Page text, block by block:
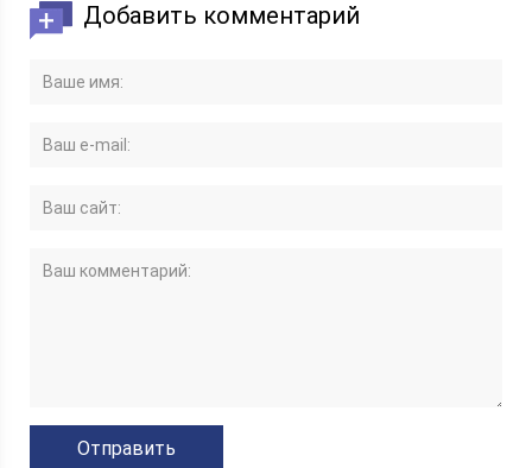
Добавить комментарий